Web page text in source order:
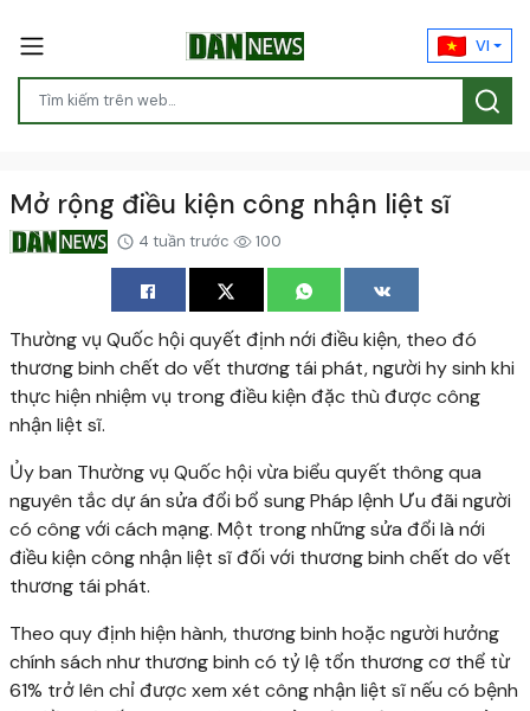
VI
Mở rộng điều kiện công nhận liệt sĩ
4 tuần trước 100
Thường vụ Quốc hội quyết định nới điều kiện, theo đó
thương binh chết do vết thương tái phát, người hy sinh khi
thực hiện nhiệm vụ trong điều kiện đặc thù được công
nhận liệt sĩ.
Ủy ban Thường vụ Quốc hội vừa biểu quyết thông qua
nguyên tắc dự án sửa đổi bổ sung Pháp lệnh Ưu đãi người
có công với cách mạng. Một trong những sửa đổi là nới
điều kiện công nhận liệt sĩ đối với thương binh chết do vết
thương tái phát.
Theo quy định hiện hành, thương binh hoặc người hưởng
chính sách như thương binh có tỷ lệ tổn thương cơ thể từ
61% trở lên chỉ được xem xét công nhận liệt sĩ nếu có bệnh